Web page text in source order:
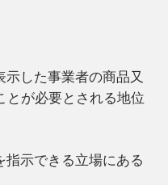
した事業者の商品又
とが必要とされる地位
示できる立場にある